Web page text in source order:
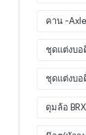
คาน -
ชุดแต่งบอ
ชุดแต่งบอ
ดุมล้อ